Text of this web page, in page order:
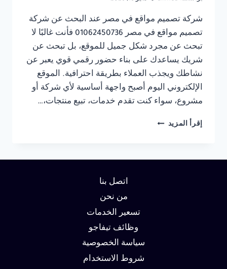
شركة تصميم مواقع في مصر عند البحث عن شركة
تصميم مواقع في مصر 01062450736 فأنت غالبًا لا
تبحث عن مجرد شكل جميل للموقع، بل تبحث عن
شريك يساعدك على بناء حضور رقمي قوي يعبر عن
نشاطك ويجذب العملاء بطريقة احترافية. الموقع
الإلكتروني اليوم أصبح واجهة أساسية لأي شركة أو
مشروع، سواء كنت تقدم خدمات، تبيع منتجات،…
إقرأ المزيد شركة
اتصل بنا
من نحن
تسعير الخدمات
وظائف تيفاجو
سياسة الخصوصية
شروط الاستخدام